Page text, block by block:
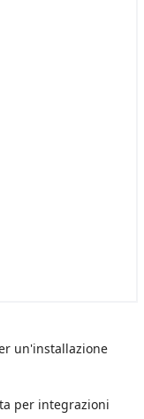
un'installazione
per integrazioni